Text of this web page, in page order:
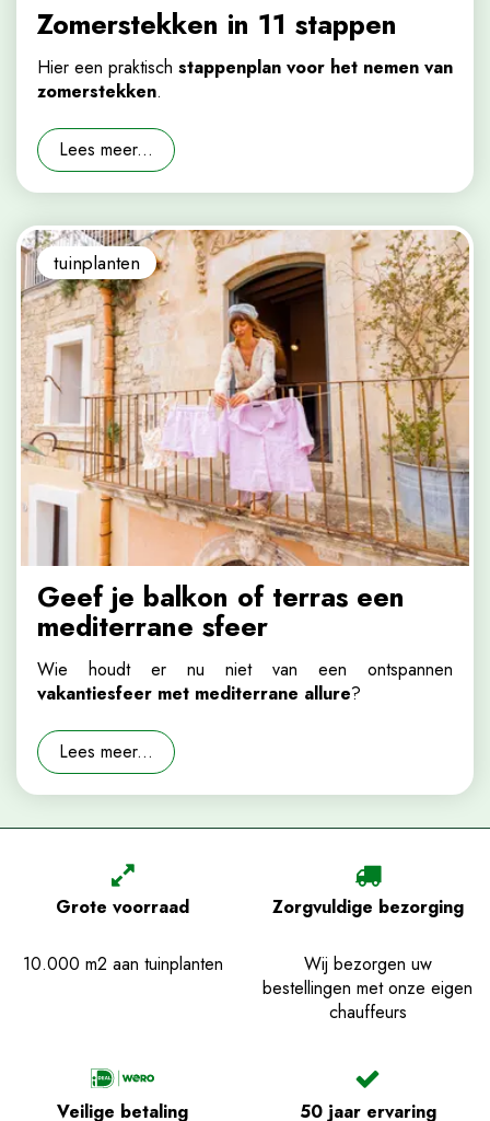
Zomerstekken in 11 stappen
Hier een praktisch stappenplan voor het nemen van
zomerstekken.
Lees meer...
Geef je balkon of terras een
mediterrane sfeer
tuinplanten
Wie houdt er nu niet van een ontspannen
vakantiesfeer met mediterrane allure?
Lees meer...
Grote voorraad
10.000 m2 aan tuinplanten
Zorgvuldige bezorging
Wij bezorgen uw
bestellingen met onze eigen
chauffeurs
Veilige betaling 50 jaar ervaring